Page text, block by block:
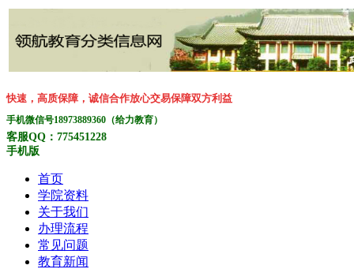
快速，高质保障，诚信合作放心交易保障双方利益
手机微信号18973889360（给力教育）
客服QQ：775451228
手机版
首页
学院资料
关于我们
办理流程
常见问题
教育新闻